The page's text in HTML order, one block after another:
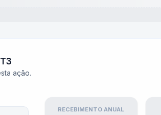
ação.
RECEBIMENTO ANUAL